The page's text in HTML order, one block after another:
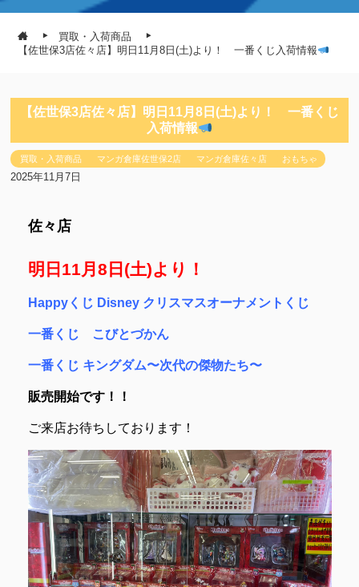
買取・入荷商品
【佐世保3店佐々店】明日11月8日(土)より！ 一番くじ入荷情報
【佐世保3店佐々店】明日11月8日(土)より！ 一番くじ
入荷情報
買取・入荷商品 マンガ倉庫佐世保2店 マンガ倉庫佐々店 おもちゃ
2025年11月7日
佐々店
明日11月8日(土)より！
Happyくじ Disney クリスマスオーナメントくじ
一番くじ こびとづかん
一番くじ キングダム〜次代の傑物たち〜
販売開始です！！
ご来店お待ちしております！